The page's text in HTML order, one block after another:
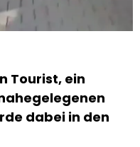
Tourist, ein
dabei in den